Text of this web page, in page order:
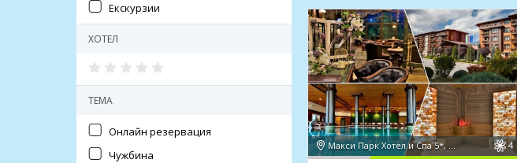
Екскурзии
ХОТЕЛ
ТЕМА
Онлайн резервация
Чужбина
Макси Парк Хотел и Спа 5*, Велинград 4